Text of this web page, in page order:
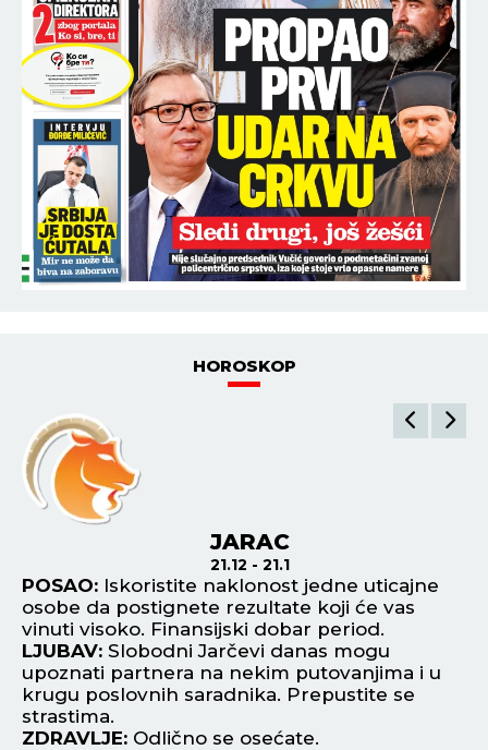
HOROSKOP
JARAC
21.12 - 21.1
POSAO: Iskoristite naklonost jedne uticajne
osobe da postignete rezultate koji će vas
vinuti visoko. Finansijski dobar period.
LJUBAV: Slobodni Jarčevi danas mogu
upoznati partnera na nekim putovanjima i u
krugu poslovnih saradnika. Prepustite se
strastima.
ZDRAVLJE: Odlično se osećate.